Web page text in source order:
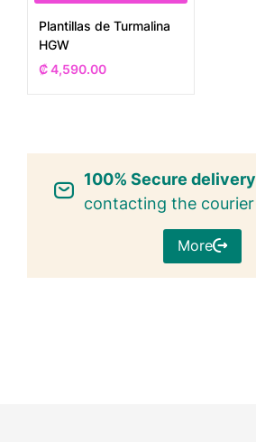
Plantillas de Turmalina
HGW
₡4,590.00
100% Secure delivery
contacting the courier
More